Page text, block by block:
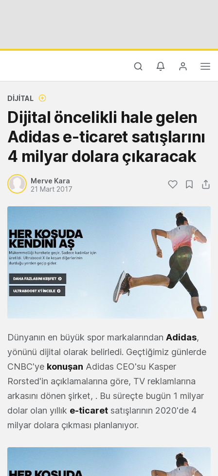
DIJITAL
Dijital öncelikli hale gelen
Adidas e-ticaret satışlarını
4 milyar dolara çıkaracak
Merve Kara
21 Mart 2017
Dünyanın en büyük spor markalarından Adidas,
yönünü dijital olarak belirledi. Geçtiğimiz günlerde
CNBC'ye konuşan Adidas CEO'su Kasper
Rorsted'in açıklamalarına göre, TV reklamlarına
arkasını dönen şirket, . Bu süreçte bugün 1 milyar
dolar olan yıllık e-ticaret satışlarının 2020'de 4
milyar dolara çıkması planlanıyor.